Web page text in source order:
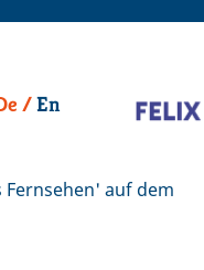
En
Fernsehen' auf dem